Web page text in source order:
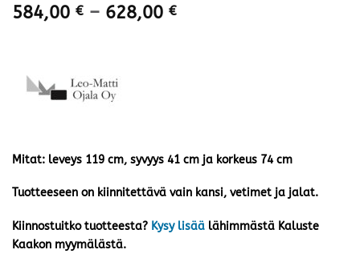
584,00 € – 628,00 €Hintaluokka:
Mitat: leveys 119 cm, syvyys 41 cm ja korkeus 74 cm
Tuotteeseen on kiinnitettävä vain kansi, vetimet ja jalat.
Kiinnostuitko tuotteesta? Kysy lisää lähimmästä Kaluste
Kaakon myymälästä.